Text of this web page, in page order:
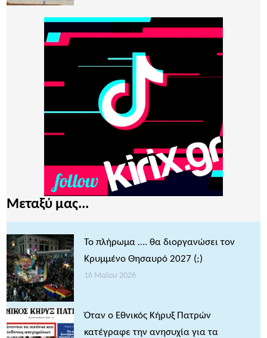
Μεταξύ μας...
Το πλήρωμα …. θα διοργανώσει τον
Κρυμμένο Θησαυρό 2027 (;)
16 Μαΐου 2026
Όταν ο Εθνικός Κήρυξ Πατρών
κατέγραφε την ανησυχία για τα